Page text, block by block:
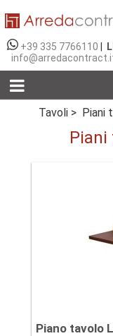
+39 335 7766110
Tavoli > Piani
Piani
Piano tavolo